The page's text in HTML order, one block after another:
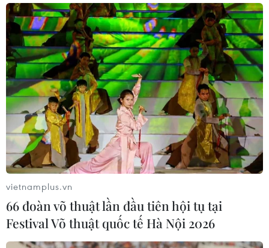
vietnamplus.vn
66 đoàn võ thuật lần đầu tiên hội tụ tại
Festival Võ thuật quốc tế Hà Nội 2026